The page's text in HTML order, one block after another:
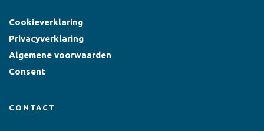
Cookieverklaring
Privacyverklaring
Algemene voorwaarden
Consent
CONTACT